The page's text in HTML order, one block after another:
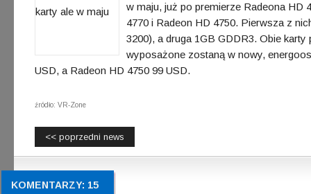
w maju, już po premierze Radeona HD
4770 i Radeon HD 4750. Pierwsza z
3200), a druga 1GB GDDR3. Obie
wyposażone zostaną w nowy,
USD, a Radeon HD 4750 99 USD.
źródło: VR-Zone
<< poprzedni news
KOMENTARZY: 15